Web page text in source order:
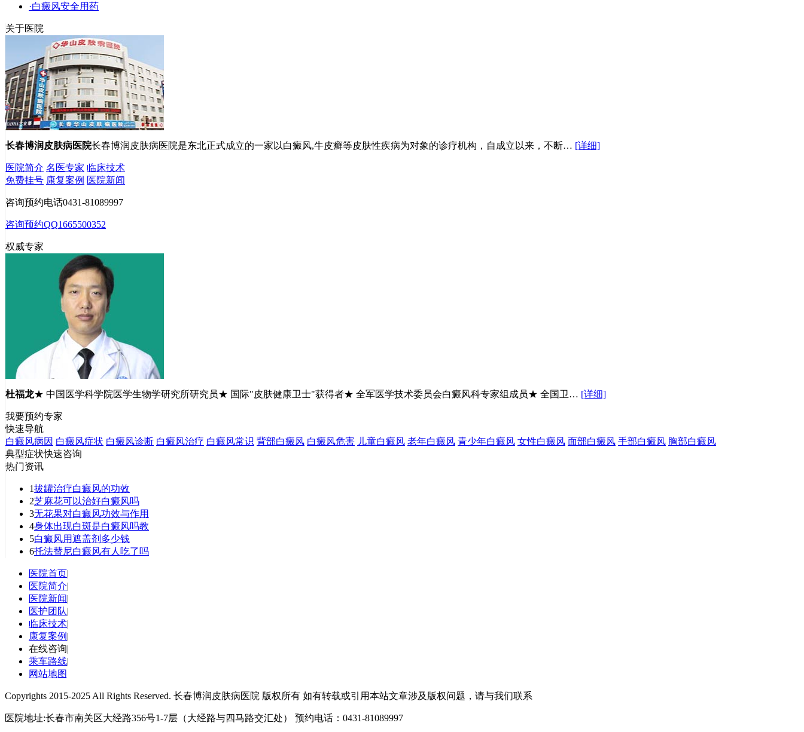
·白癜风安全用药
关于医院
长春博润皮肤病医院长春博润皮肤病医院是东北正式成立的一家以白癜风,牛皮癣等皮肤性疾病为对象的诊疗机构，自成立以来，不断… [详细]
医院简介 名医专家 临床技术
免费挂号 康复案例 医院新闻
咨询预约电话0431-81089997
咨询预约QQ1665500352
权威专家
杜福龙★ 中国医学科学院医学生物学研究所研究员★ 国际"皮肤健康卫士"获得者★ 全军医学技术委员会白癜风科专家组成员★ 全国卫… [详细]
我要预约专家
快速导航
白癜风病因 白癜风症状 白癜风诊断 白癜风治疗 白癜风常识 背部白癜风 白癜风危害 儿童白癜风 老年白癜风 青少年白癜风 女性白癜风 面部白癜风 手部白癜风 胸部白癜风
典型症状快速咨询
热门资讯
1拔罐治疗白癜风的功效
2芝麻花可以治好白癜风吗
3无花果对白癜风功效与作用
4身体出现白斑是白癜风吗教
5白癜风用遮盖剂多少钱
6托法替尼白癜风有人吃了吗
医院首页|
医院简介|
医院新闻|
医护团队|
临床技术|
康复案例 |
在线咨询|
乘车路线|
网站地图
Copyrights 2015-2025 All Rights Reserved. 长春博润皮肤病医院 版权所有 如有转载或引用本站文章涉及版权问题，请与我们联系
医院地址:长春市南关区大经路356号1-7层（大经路与四马路交汇处） 预约电话：0431-81089997